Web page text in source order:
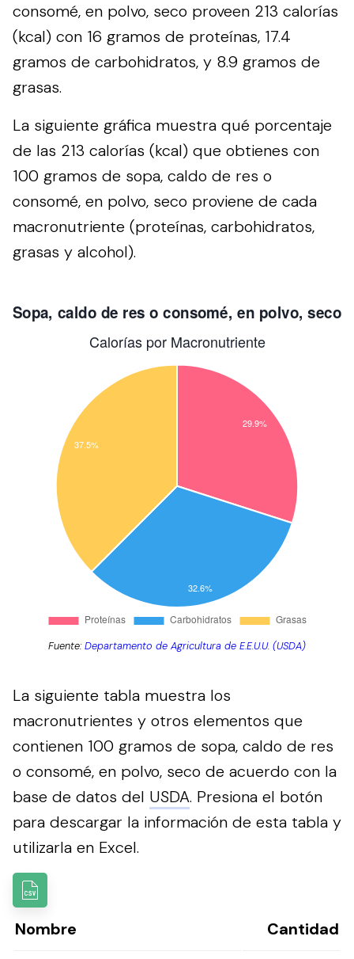
consomé, en polvo, seco proveen 213 calorías
(kcal) con 16 gramos de proteínas, 17.4
gramos de carbohidratos, y 8.9 gramos de
grasas.
La siguiente gráfica muestra qué porcentaje
de las 213 calorías (kcal) que obtienes con
100 gramos de sopa, caldo de res o
consomé, en polvo, seco proviene de cada
macronutriente (proteínas, carbohidratos,
grasas y alcohol).
Fuente:Departamento de Agricultura de E.E.U.U. (USDA)
La siguiente tabla muestra los
macronutrientes y otros elementos que
contienen 100 gramos de sopa, caldo de res
o consomé, en polvo, seco de acuerdo con la
base de datos del USDA. Presiona el botón
para descargar la información de esta tabla y
utilizarla en Excel.
Nombre
Cantidad